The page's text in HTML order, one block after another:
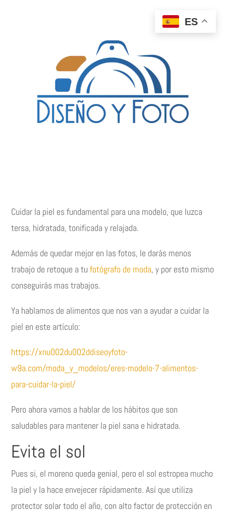
Cuidar la piel es fundamental para una modelo, que luzca
tersa, hidratada, tonificada y relajada.
Además de quedar mejor en las fotos, le darás menos
trabajo de retoque a tufotógrafo de moda, y por esto mismo
conseguirás mas trabajos.
Ya hablamos de alimentos que nos van a ayudar a cuidar la
piel en este artículo:
https://xnu002du002ddiseoyfoto-
w9a.com/moda_y_modelos/eres-modelo-7-alimentos-
para-cuidar-la-piel/
Pero ahora vamos a hablar de los hábitos que son
saludables para mantener la piel sana e hidratada.
Evita el sol
Pues si, el moreno queda genial, pero el sol estropea mucho
la piel y la hace envejecer rápidamente. Así que utiliza
protector solar todo el año, con alto factor de protección en
ES